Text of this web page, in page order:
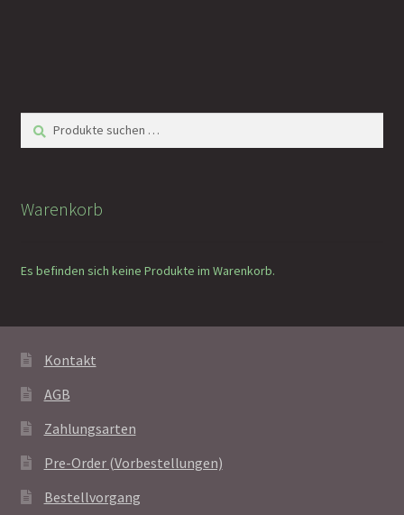
Suchen
nach:
Suchen
Warenkorb
Es befinden sich keine Produkte im Warenkorb.
Kontakt
AGB
Zahlungsarten
Pre-Order (Vorbestellungen)
Bestellvorgang